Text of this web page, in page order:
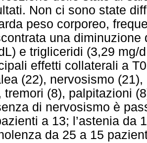
Non ci sono state
peso corporeo,
una
e trigliceridi (3,29 mg/
effetti collaterali a
(22), nervosismo
tremori (8), palpitazioni
di nervosismo è
a 13; l’astenia da
da 25 a 15